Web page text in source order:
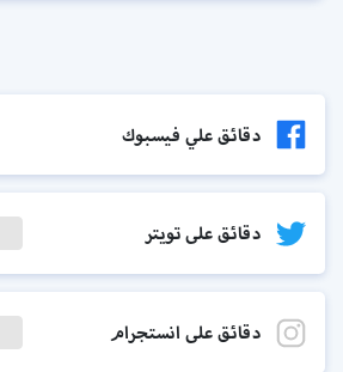
دقائق علي فيسبوك
دقائق على تويتر
دقائق على انستجرام